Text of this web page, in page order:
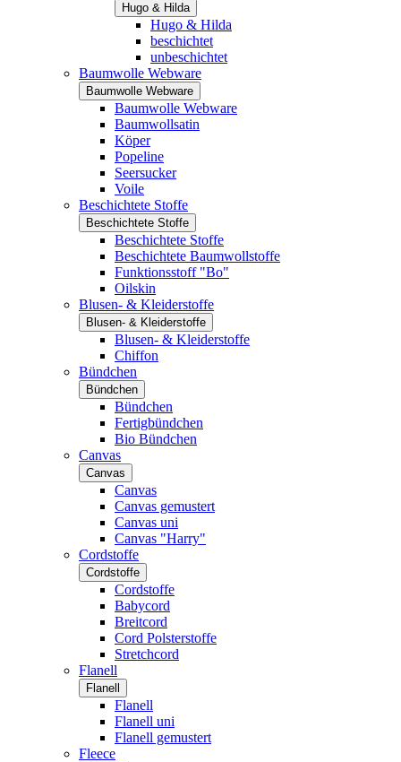
Hugo & Hilda
Hugo & Hilda
beschichtet
unbeschichtet
Baumwolle Webware
Baumwolle Webware
Baumwolle Webware
Baumwollsatin
Köper
Popeline
Seersucker
Voile
Beschichtete Stoffe
Beschichtete Stoffe
Beschichtete Stoffe
Beschichtete Baumwollstoffe
Funktionsstoff "Bo"
Oilskin
Blusen- & Kleiderstoffe
Blusen- & Kleiderstoffe
Blusen- & Kleiderstoffe
Chiffon
Bündchen
Bündchen
Bündchen
Fertigbündchen
Bio Bündchen
Canvas
Canvas
Canvas
Canvas gemustert
Canvas uni
Canvas "Harry"
Cordstoffe
Cordstoffe
Cordstoffe
Babycord
Breitcord
Cord Polsterstoffe
Stretchcord
Flanell
Flanell
Flanell
Flanell uni
Flanell gemustert
Fleece